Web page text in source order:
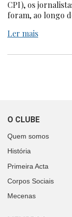
CPI), os
foram, ao longo
Ler mais
O CLUBE
Quem somos
História
Primeira Acta
Corpos Sociais
Mecenas